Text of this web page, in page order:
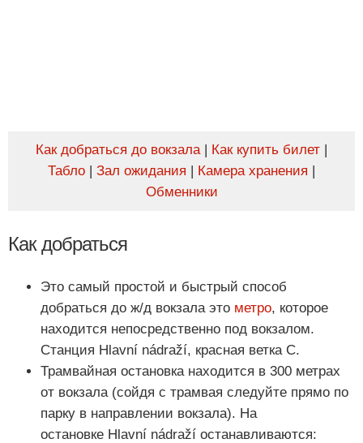
Как добраться до вокзала| Как купить билет
Табло
Зал ожидания Камера хранения
Обменники
Как добраться
Это самый простой и быстрый способ
добраться до ж/д вокзала это метро, которое
находится непосредственно под вокзалом.
Станция Hlavní nádraží, красная ветка C.
Трамвайная остановка находится в 300 метрах
от вокзала (сойдя с трамвая следуйте прямо по
парку в направлении вокзала). На
остановке Hlavní nádraží останавливаются: